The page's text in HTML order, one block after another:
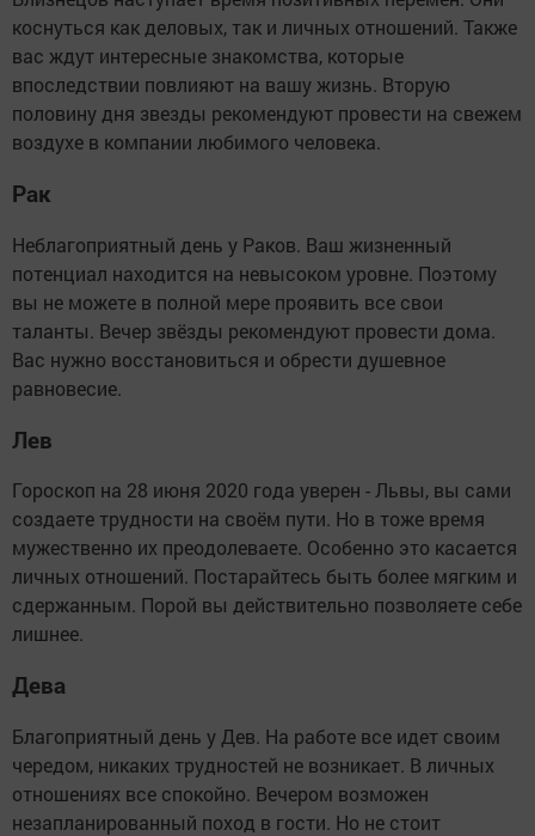
коснуться как деловых, так и личных отношений. Также
вас ждут интересные знакомства, которые
впоследствии повлияют на вашу жизнь. Вторую
половину дня звезды рекомендуют провести на свежем
воздухе в компании любимого человека.
Рак
Неблагоприятный день у Раков. Ваш жизненный
потенциал находится на невысоком уровне. Поэтому
вы не можете в полной мере проявить все свои
таланты. Вечер звёзды рекомендуют провести дома.
Вас нужно восстановиться и обрести душевное
равновесие.
Лев
Гороскоп на 28 июня 2020 года уверен - Львы, вы сами
создаете трудности на своём пути. Но в тоже время
мужественно их преодолеваете. Особенно это касается
личных отношений. Постарайтесь быть более мягким и
сдержанным. Порой вы действительно позволяете себе
лишнее.
Дева
Благоприятный день у Дев. На работе все идет своим
чередом, никаких трудностей не возникает. В личных
отношениях все спокойно. Вечером возможен
незапланированный поход в гости. Но не стоит